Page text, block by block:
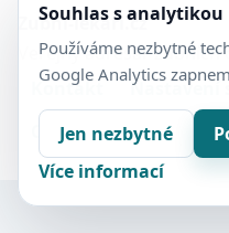
Zubní-lékaři.cz
Veřejný adresář
Kontakt
Nastavení
Ochrana soukromí
Souhlas s analytikou
Používáme nezbytné
Google Analytics
Jen nezbytné
Více informací